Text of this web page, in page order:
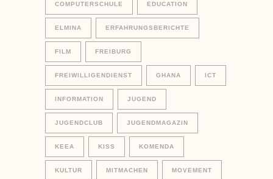
COMPUTERSCHULE EDUCATION
ELMINA ERFAHRUNGSBERICHTE
FILM FREIBURG
FREIWILLIGENDIENST GHANA ICT
INFORMATION JUGEND
JUGENDCLUB JUGENDMAGAZIN
KEEA KISS KOMENDA
KULTUR MITMACHEN MOVEMENT